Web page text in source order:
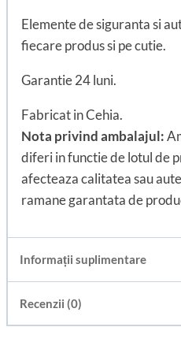
Elemente de siguranta si
fiecare produs si pe cutie.
Garantie 24 luni.
Fabricat in Cehia.
Nota privind ambalajul:
diferi in functie de lotul de
afecteaza calitatea sau
ramane garantata de
Informații suplimentare
Recenzii (0)